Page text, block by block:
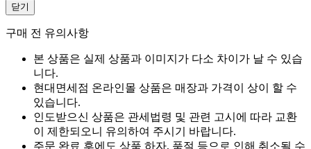
닫기
구매 전 유의사항
본 상품은 실제 상품과 이미지가 다소 차이가 날 수 있습
니다.
현대면세점 온라인몰 상품은 매장과 가격이 상이 할 수
있습니다.
인도받으신 상품은 관세법령 및 관련 고시에 따라 교환
이 제한되오니 유의하여 주시기 바랍니다.
주문 완료 후에도 상품 하자, 품절 등으로 인해 취소될 수